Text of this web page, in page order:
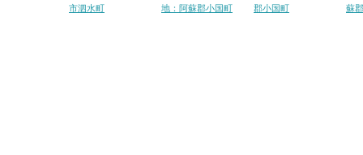
市泗水町
地：阿蘇郡小国町
郡小国町
蘇